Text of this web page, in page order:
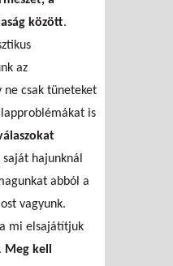
között.
az
ne csak tüneteket
is
saját hajunknál
abból a
vagyunk.
mi elsajátítjuk
Meg kell